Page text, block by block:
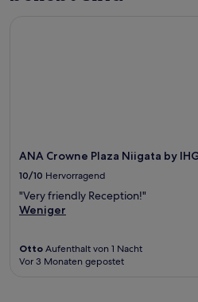
ANA Crowne Plaza Niigata by
10/10 Hervorragend
"Very friendly Reception!"
Weniger
Otto Aufenthalt von 1 Nacht
Vor 3 Monaten gepostet